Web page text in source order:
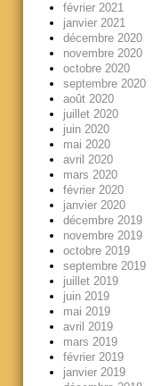
février 2021
janvier 2021
décembre 2020
novembre 2020
octobre 2020
septembre 2020
août 2020
juillet 2020
juin 2020
mai 2020
avril 2020
mars 2020
février 2020
janvier 2020
décembre 2019
novembre 2019
octobre 2019
septembre 2019
juillet 2019
juin 2019
mai 2019
avril 2019
mars 2019
février 2019
janvier 2019